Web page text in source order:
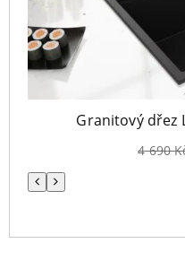
Granitový dřez
4 690
Předchozí
Následující